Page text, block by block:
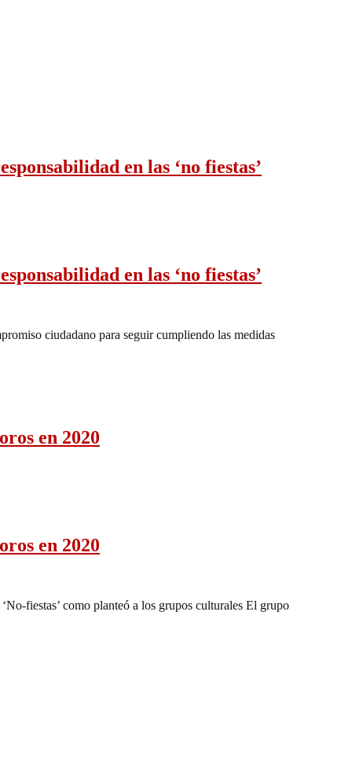
en las ‘no fiestas’
en las ‘no fiestas’
ciudadano para seguir cumpliendo las medidas
en 2020
en 2020
fiestas’ como planteó a los grupos culturales El grupo